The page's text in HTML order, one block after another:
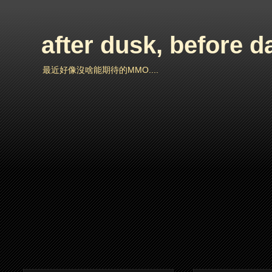
after dusk, before
最近好像沒啥能期待的MMO....